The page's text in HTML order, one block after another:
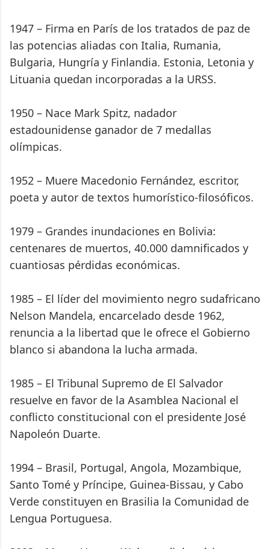
1947 – Firma en París de los tratados de paz de
las potencias aliadas con Italia, Rumania,
Bulgaria, Hungría y Finlandia. Estonia, Letonia y
Lituania quedan incorporadas a la URSS.
1950 – Nace Mark Spitz, nadador
estadounidense ganador de 7 medallas
olímpicas.
1952 – Muere Macedonio Fernández, escritor,
poeta y autor de textos humorístico-filosóficos.
1979 – Grandes inundaciones en Bolivia:
centenares de muertos, 40.000 damnificados y
cuantiosas pérdidas económicas.
1985 – El líder del movimiento negro sudafricano
Nelson Mandela, encarcelado desde 1962,
renuncia a la libertad que le ofrece el Gobierno
blanco si abandona la lucha armada.
1985 – El Tribunal Supremo de El Salvador
resuelve en favor de la Asamblea Nacional el
conflicto constitucional con el presidente José
Napoleón Duarte.
1994 – Brasil, Portugal, Angola, Mozambique,
Santo Tomé y Príncipe, Guinea-Bissau, y Cabo
Verde constituyen en Brasilia la Comunidad de
Lengua Portuguesa.